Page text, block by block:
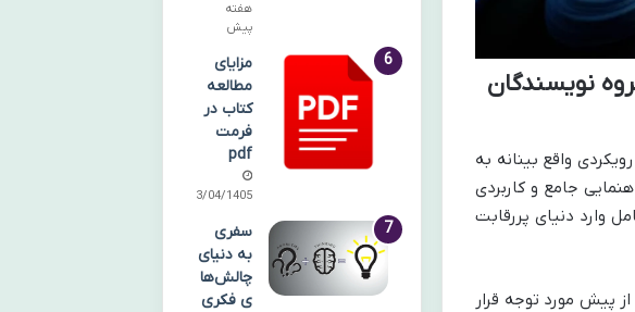
نویسندگان
واقع بینانه به
جامع و کاربردی
وارد دنیای پررقابت
پیش مورد توجه قرار
هفته
پیش
مزایای
مطالعه
کتاب در
فرمت
pdf
13/04/1405
سفری
به دنیای
چالش‌ها
ی فکری